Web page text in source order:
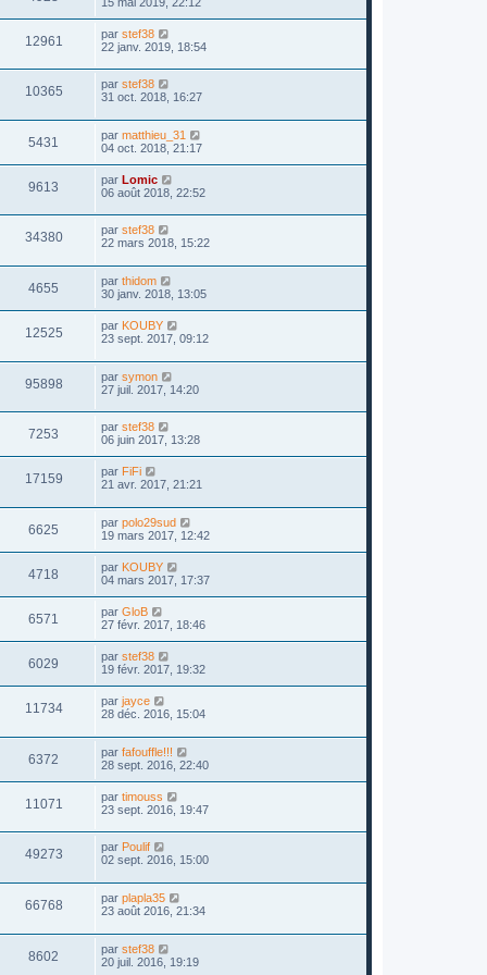
12961 par stef38
22 janv. 2019, 18:54
10365 par stef38
31 oct. 2018, 16:27
5431 par matthieu_31
04 oct. 2018, 21:17
9613 par Lomic
06 août 2018, 22:52
34380 par stef38
22 mars 2018, 15:22
4655 par thidom
30 janv. 2018, 13:05
12525 par KOUBY
23 sept. 2017, 09:12
95898 par symon
27 juil. 2017, 14:20
7253 par stef38
06 juin 2017, 13:28
17159 par FiFi
21 avr. 2017, 21:21
6625 par polo29sud
19 mars 2017, 12:42
4718 par KOUBY
04 mars 2017, 17:37
6571 par GloB
27 févr. 2017, 18:46
6029 par stef38
19 févr. 2017, 19:32
11734 par jayce
28 déc. 2016, 15:04
6372 par fafouffle!!!
28 sept. 2016, 22:40
11071 par timouss
23 sept. 2016, 19:47
49273 par Poulif
02 sept. 2016, 15:00
66768 par plapla35
23 août 2016, 21:34
8602 par stef38
20 juil. 2016, 19:19